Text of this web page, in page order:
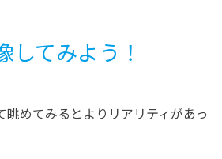
てみよう！
めてみるとよりリアリティがあっ